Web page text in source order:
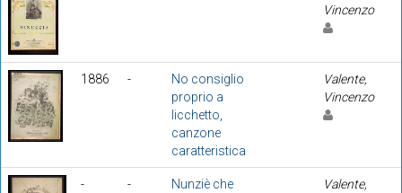
Vincenzo
1886 -
No consiglio
proprio a
licchetto,
canzone
caratteristica
Valente,
Vincenzo
- -
Nunziè che
Valente,